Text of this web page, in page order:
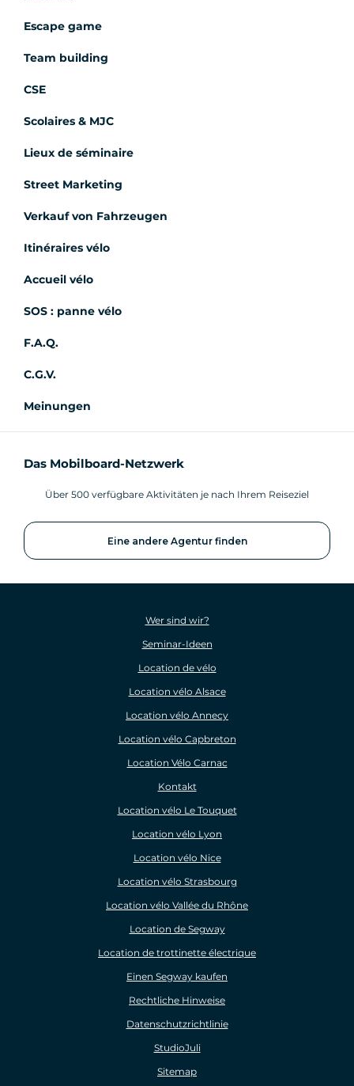
Escape game
Team building
CSE
Scolaires & MJC
Lieux de séminaire
Street Marketing
Verkauf von Fahrzeugen
Itinéraires vélo
Accueil vélo
SOS : panne vélo
F.A.Q.
C.G.V.
Meinungen
Das Mobilboard-Netzwerk
Über 500 verfügbare Aktivitäten je nach Ihrem Reiseziel
Eine andere Agentur finden
Wer sind wir?
Seminar-Ideen
Location de vélo
Location vélo Alsace
Location vélo Annecy
Location vélo Capbreton
Location Vélo Carnac
Kontakt
Location vélo Le Touquet
Location vélo Lyon
Location vélo Nice
Location vélo Strasbourg
Location vélo Vallée du Rhône
Location de Segway
Location de trottinette électrique
Einen Segway kaufen
Rechtliche Hinweise
Datenschutzrichtlinie
StudioJuli
Sitemap